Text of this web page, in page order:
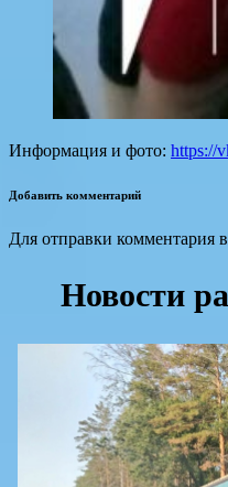
Информация и фото: https://
Добавить комментарий
Для отправки комментария